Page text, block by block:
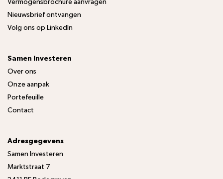
Vermogensbrochure aanvragen
Nieuwsbrief ontvangen
Volg ons op LinkedIn
Samen Investeren
Over ons
Onze aanpak
Portefeuille
Contact
Adresgegevens
Samen Investeren
Marktstraat 7